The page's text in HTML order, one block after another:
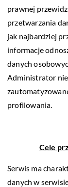
prawnej
przetwarzania
jak najbardziej
informacje
danych
Administrator
profilowania.
Cele
Serwis ma
danych w